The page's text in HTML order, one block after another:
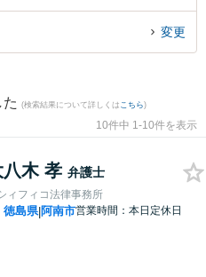
の弁護士を検索したい』『初回相談無
の弁護士に相談予約したい』などでお
変更
(検索結果について詳しくは こちら)
10件中 1-10件を表示
八木 孝 弁護士
ィフィコ法律事務所
徳島県|阿南市営業時間：本日定休日